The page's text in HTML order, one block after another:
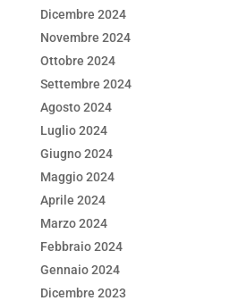
Dicembre 2024
Novembre 2024
Ottobre 2024
Settembre 2024
Agosto 2024
Luglio 2024
Giugno 2024
Maggio 2024
Aprile 2024
Marzo 2024
Febbraio 2024
Gennaio 2024
Dicembre 2023